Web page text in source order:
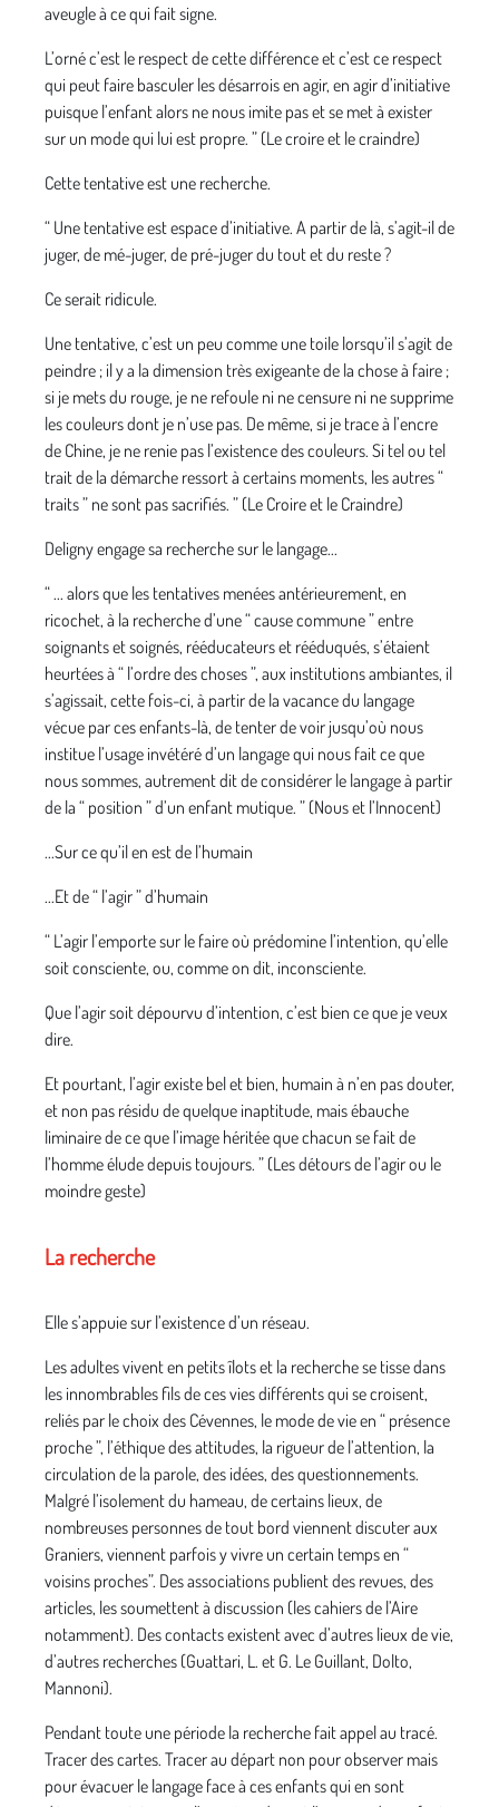
aveugle à ce qui fait signe.
L’orné c’est le respect de cette différence et c’est ce respect
qui peut faire basculer les désarrois en agir, en agir d’initiative
puisque l’enfant alors ne nous imite pas et se met à exister
sur un mode qui lui est propre. ” (Le croire et le craindre)
Cette tentative est une recherche.
“ Une tentative est espace d’initiative. A partir de là, s’agit-il de
juger, de mé-juger, de pré-juger du tout et du reste ?
Ce serait ridicule.
Une tentative, c’est un peu comme une toile lorsqu’il s’agit de
peindre ; il y a la dimension très exigeante de la chose à faire ;
si je mets du rouge, je ne refoule ni ne censure ni ne supprime
les couleurs dont je n’use pas. De même, si je trace à l’encre
de Chine, je ne renie pas l’existence des couleurs. Si tel ou tel
trait de la démarche ressort à certains moments, les autres “
traits ” ne sont pas sacrifiés. ” (Le Croire et le Craindre)
Deligny engage sa recherche sur le langage...
“ ... alors que les tentatives menées antérieurement, en
ricochet, à la recherche d’une “ cause commune ” entre
soignants et soignés, rééducateurs et rééduqués, s’étaient
heurtées à “ l’ordre des choses ”, aux institutions ambiantes, il
s’agissait, cette fois-ci, à partir de la vacance du langage
vécue par ces enfants-là, de tenter de voir jusqu’où nous
institue l’usage invétéré d’un langage qui nous fait ce que
nous sommes, autrement dit de considérer le langage à partir
de la “ position ” d’un enfant mutique. ” (Nous et l’Innocent)
...Sur ce qu’il en est de l’humain
...Et de “ l’agir ” d’humain
“ L’agir l’emporte sur le faire où prédomine l’intention, qu’elle
soit consciente, ou, comme on dit, inconsciente.
Que l’agir soit dépourvu d’intention, c’est bien ce que je veux
dire.
Et pourtant, l’agir existe bel et bien, humain à n’en pas douter,
et non pas résidu de quelque inaptitude, mais ébauche
liminaire de ce que l’image héritée que chacun se fait de
l’homme élude depuis toujours. ” (Les détours de l’agir ou le
moindre geste)
La recherche
Elle s’appuie sur l’existence d’un réseau.
Les adultes vivent en petits îlots et la recherche se tisse dans
les innombrables fils de ces vies différents qui se croisent,
reliés par le choix des Cévennes, le mode de vie en “ présence
proche ”, l’éthique des attitudes, la rigueur de l’attention, la
circulation de la parole, des idées, des questionnements.
Malgré l’isolement du hameau, de certains lieux, de
nombreuses personnes de tout bord viennent discuter aux
Graniers, viennent parfois y vivre un certain temps en “
voisins proches”. Des associations publient des revues, des
articles, les soumettent à discussion (les cahiers de l’Aire
notamment). Des contacts existent avec d’autres lieux de vie,
d’autres recherches (Guattari, L. et G. Le Guillant, Dolto,
Mannoni).
Pendant toute une période la recherche fait appel au tracé.
Tracer des cartes. Tracer au départ non pour observer mais
pour évacuer le langage face à ces enfants qui en sont